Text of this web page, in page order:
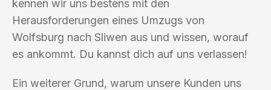
kennen wir uns bestens mit den
Herausforderungen eines Umzugs von
Wolfsburg nach Sliwen aus und wissen, worauf
es ankommt. Du kannst dich auf uns verlassen!
Ein weiterer Grund, warum unsere Kunden uns